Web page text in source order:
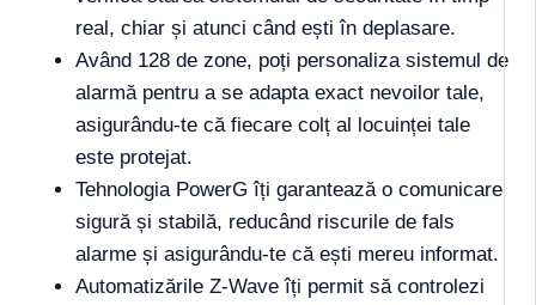
real, chiar și atunci când ești în deplasare.
Având 128 de zone, poți personaliza sistemul de
alarmă pentru a se adapta exact nevoilor tale,
asigurându-te că fiecare colț al locuinței tale
este protejat.
Tehnologia PowerG îți garantează o comunicare
sigură și stabilă, reducând riscurile de fals
alarme și asigurându-te că ești mereu informat.
Automatizările Z-Wave îți permit să controlezi